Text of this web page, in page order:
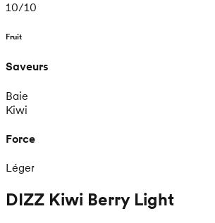
10/10
Fruit
Saveurs
Baie
Kiwi
Force
Léger
DIZZ Kiwi Berry Light